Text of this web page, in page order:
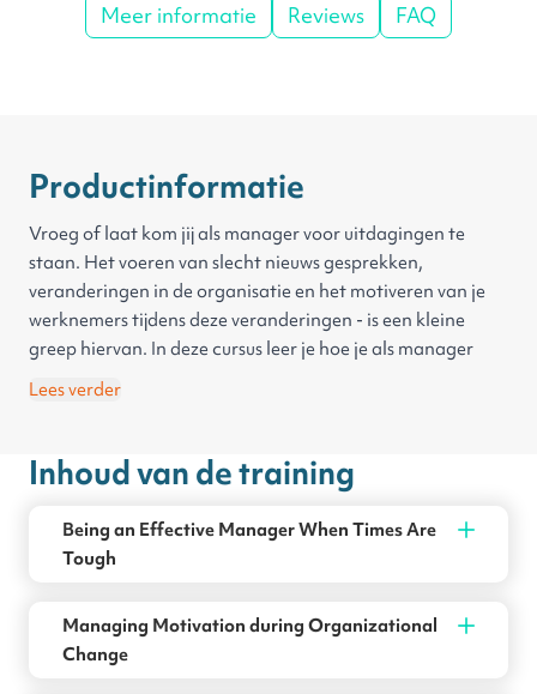
Meer informatie
Reviews FAQ
Productinformatie
Vroeg of laat kom jij als manager voor uitdagingen te
staan. Het voeren van slecht nieuws gesprekken,
veranderingen in de organisatie en het motiveren van je
werknemers tijdens deze veranderingen - is een kleine
greep hiervan. In deze cursus leer je hoe je als manager
hier mee om gaat.
Het voeren van slecht nieuws gesprekken.
Het motiveren van jouw werknemers tijdens veranderingen
in de organisatie.
Effectief omgaan met personeelsreductie.
Lees verder
Inhoud van de training
Being an Effective Manager When Times Are
Tough
Managing Motivation during Organizational
Change